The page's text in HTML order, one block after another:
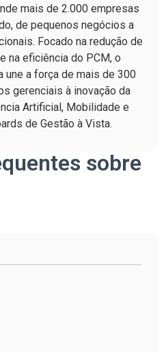
mais de 2.000 empresas
de pequenos negócios a
Focado na redução de
na eficiência do PCM, o
une a força de mais de 300
gerenciais à inovação da
Artificial, Mobilidade e
de Gestão à Vista.
sobre